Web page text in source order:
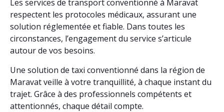
Les services de transport conventionné à Maravat
respectent les protocoles médicaux, assurant une
solution réglementée et fiable. Dans toutes les
circonstances, l’engagement du service s’articule
autour de vos besoins.
Une solution de taxi conventionné dans la région de
Maravat veille à votre tranquillité, à chaque instant du
trajet. Grâce à des professionnels compétents et
attentionnés, chaque détail compte.